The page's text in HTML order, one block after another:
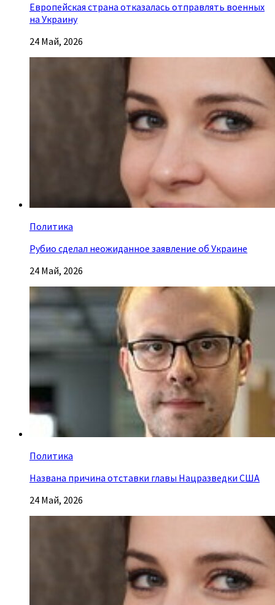
Европейская страна отказалась отправлять военных
на Украину
24 Май, 2026
Политика
Рубио сделал неожиданное заявление об Украине
24 Май, 2026
Политика
Названа причина отставки главы Нацразведки США
24 Май, 2026